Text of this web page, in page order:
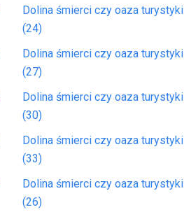
Dolina śmierci czy oaza turystyki
(24)
Dolina śmierci czy oaza turystyki
(27)
Dolina śmierci czy oaza turystyki
(30)
Dolina śmierci czy oaza turystyki
(33)
Dolina śmierci czy oaza turystyki
(26)